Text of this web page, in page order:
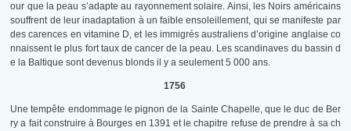
our que la peau s’adapte au rayonnement solaire. Ainsi, les Noirs américains
souffrent de leur inadaptation à un faible ensoleillement, qui se manifeste par
des carences en vitamine D, et les immigrés australiens d’origine anglaise co
nnaissent le plus fort taux de cancer de la peau. Les scandinaves du bassin d
e la Baltique sont devenus blonds il y a seulement 5 000 ans.
1756
Une tempête endommage le pignon de la Sainte Chapelle, que le duc de Ber
ry a fait construire à Bourges en 1391 et le chapitre refuse de prendre à sa ch